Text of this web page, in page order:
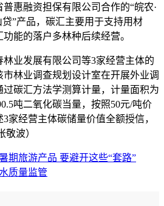
惠融资担保有限公司合作的“皖农·
”产品，碳汇主要用于支持用材
能的落户多林种后续经营。
业发展有限公司等3家经营主体的
林业调查规划设计室在开展外业调
碳汇方法学测算计量，计量面积为
吨二氧化碳当量，按照50元/吨价
家经营主体碳储量价值全额授信，
张敬波）
期旅游产品 要避开这些“套路”
质量监管